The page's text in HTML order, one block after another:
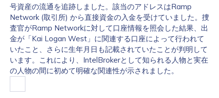
号資産の流通を追跡しました。該当のアドレスはRamp
Network (取引所) から直接資金の入金を受けていました。捜
査官がRamp Networkに対して口座情報を照会した結果、出
金が「Kai Logan West」に関連する口座によって行われて
いたこと、さらに生年月日も記載されていたことが判明して
います。これにより、IntelBrokerとして知られる人物と実在
の人物の間に初めて明確な関連性が示されました。